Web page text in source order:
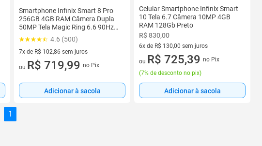
Smartphone Infinix Smart 8 Pro
256GB 4GB RAM Câmera Dupla
50MP Tela Magic Ring 6.6 90Hz
Preto
4.6 (500)
7x de R$ 102,86 sem juros
7 vez de R$ 102,86 sem juros
ou R$ 719,99 no Pix
Adicionar à sacola
Celular Smartphone Infinix Smart
10 Tela 6.7 Câmera 10MP 4GB
RAM 128Gb Preto
R$ 830,00
6x de R$ 130,00 sem juros
6 vez de R$ 130,00 sem juros
ou R$ 725,39 no Pix
(7% de desconto no pix)
Adicionar à sacola
1